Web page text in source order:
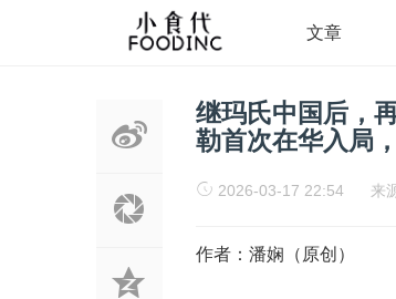
文章
继玛氏中国后，
勒首次在华入局
2026-03-17 22:54 来
作者：潘娴（原创）